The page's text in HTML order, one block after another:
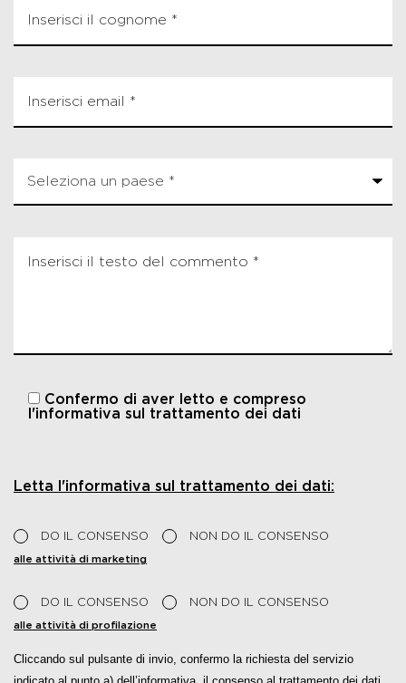
Confermo di aver letto e compreso
l'informativa sul trattamento dei dati
Letta l'informativa sul trattamento dei dati:
DO IL CONSENSO NON DO IL CONSENSO
alle attività di marketing
DO IL CONSENSO NON DO IL CONSENSO
alle attività di profilazione
Cliccando sul pulsante di invio, confermo la richiesta del servizio